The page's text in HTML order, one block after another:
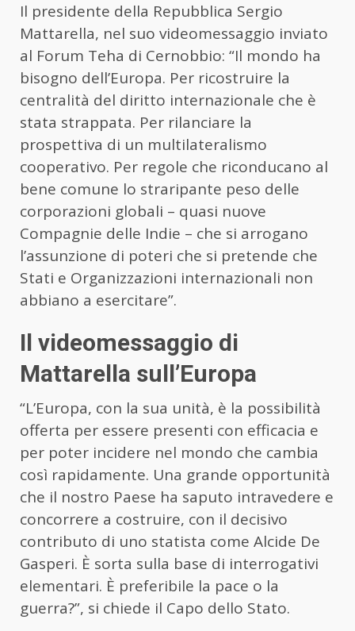
Il presidente della Repubblica Sergio
Mattarella, nel suo videomessaggio inviato
al Forum Teha di Cernobbio: “Il mondo ha
bisogno dell’Europa. Per ricostruire la
centralità del diritto internazionale che è
stata strappata. Per rilanciare la
prospettiva di un multilateralismo
cooperativo. Per regole che riconducano al
bene comune lo straripante peso delle
corporazioni globali – quasi nuove
Compagnie delle Indie – che si arrogano
l’assunzione di poteri che si pretende che
Stati e Organizzazioni internazionali non
abbiano a esercitare”.
Il videomessaggio di
Mattarella sull’Europa
“L’Europa, con la sua unità, è la possibilità
offerta per essere presenti con efficacia e
per poter incidere nel mondo che cambia
così rapidamente. Una grande opportunità
che il nostro Paese ha saputo intravedere e
concorrere a costruire, con il decisivo
contributo di uno statista come Alcide De
Gasperi. È sorta sulla base di interrogativi
elementari. È preferibile la pace o la
guerra?”, si chiede il Capo dello Stato.